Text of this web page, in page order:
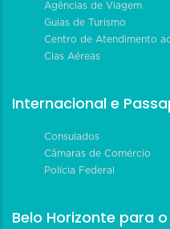
Agências de Viagem
Guias de Turismo
Centro de Atendimento
Cias Aéreas
Internacional e
Consulados
Câmaras de Comércio
Polícia Federal
Belo Horizonte para